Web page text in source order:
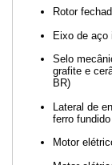
Rotor
Eixo de aço
Selo
grafite e
BR)
Lateral de
ferro fundido
Motor